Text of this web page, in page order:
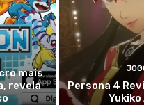
mais
revela
Persona 4
Yukiko